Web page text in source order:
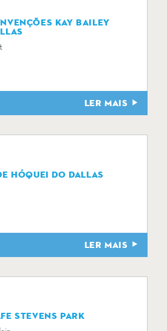
KAY BAILEY
LER MAIS
HÓQUEI DO DALLAS
LER MAIS
STEVENS PARK